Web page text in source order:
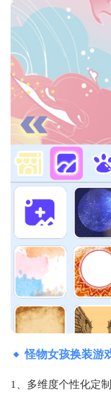
怪物女孩换装游
1、多维度个性化定